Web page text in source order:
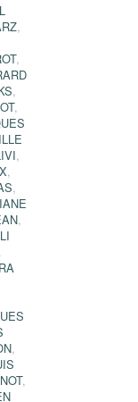
,
,
,
,
,
,
,
,
,
,